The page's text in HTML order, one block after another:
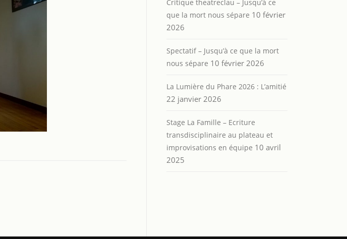
Critique theatreclau – Jusqu’à ce
que la mort nous sépare 10 février
2026
Spectatif – Jusqu’à ce que la mort
nous sépare 10 février 2026
La Lumière du Phare 2026 : L’amitié
22 janvier 2026
Stage La Famille – Ecriture
transdisciplinaire au plateau et
improvisations en équipe 10 avril
2025